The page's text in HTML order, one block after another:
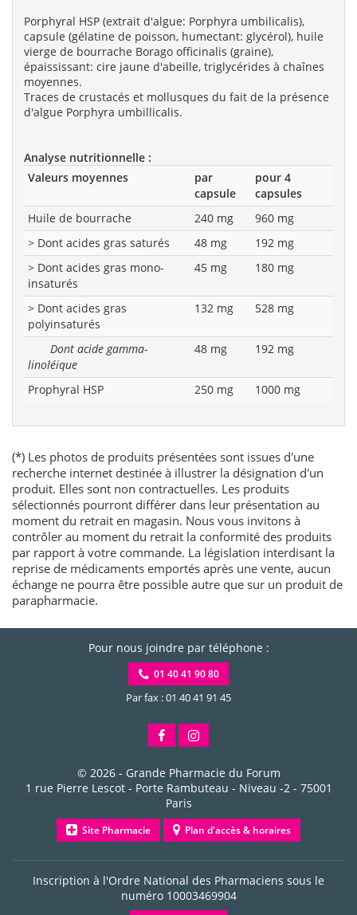
Porphyral HSP (extrait d'algue: Porphyra umbilicalis),
capsule (gélatine de poisson, humectant: glycérol), huile
vierge de bourrache Borago officinalis (graine),
épaississant: cire jaune d'abeille, triglycérides à chaînes
moyennes.
Traces de crustacés et mollusques du fait de la présence
d'algue Porphyra umbillicalis.
Analyse nutritionnelle :
Valeurs moyennes
par
capsule
pour 4
capsules
Huile de bourrache
240 mg
960 mg
> Dont acides gras saturés
48 mg
192 mg
> Dont acides gras mono-
insaturés
45 mg 180 mg
> Dont acides gras
polyinsaturés
132 mg 528 mg
Dont acide gamma-
linoléique
48 mg 192 mg
Prophyral HSP 250 mg 1000 mg
(*) Les photos de produits présentées sont issues d'une
recherche internet destinée à illustrer la désignation d'un
produit. Elles sont non contractuelles. Les produits
sélectionnés pourront différer dans leur présentation au
moment du retrait en magasin. Nous vous invitons à
contrôler au moment du retrait la conformité des produits
par rapport à votre commande. La législation interdisant la
reprise de médicaments emportés après une vente, aucun
échange ne pourra être possible autre que sur un produit de
parapharmacie.
Pour nous joindre par téléphone :
01 40 41 90 80
Par fax : 01 40 41 91 45
© 2026 - Grande Pharmacie du Forum
1 rue Pierre Lescot - Porte Rambuteau - Niveau -2- 75001
Paris
Site Pharmacie Plan d'accès & horaires
Inscription à l'Ordre National des Pharmaciens sous le
numéro 10003469904